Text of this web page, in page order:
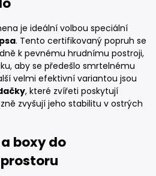
je ideální volbou speciální
. Tento certifikovaný popruh se
k pevnému hrudnímu postroji,
aby se předešlo smrtelnému
velmi efektivní variantou jsou
, které zvířeti poskytují
zvyšují jeho stabilitu v ostrých
boxy do